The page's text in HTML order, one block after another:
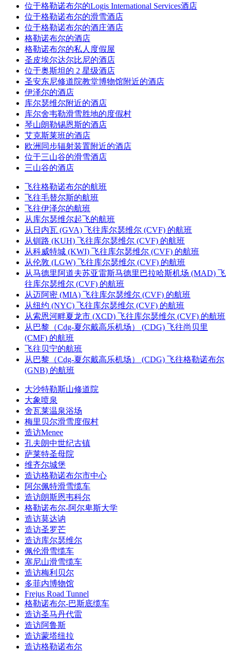
位于格勒诺布尔的Logis International Services酒店
位于格勒诺布尔的滑雪酒店
位于格勒诺布尔的酒庄酒店
格勒诺布尔的酒店
格勒诺布尔的私人度假屋
圣皮埃尔达尔比尼的酒店
位于奥斯坦的 2 星级酒店
圣安东尼修道院教堂博物馆附近的酒店
伊泽尔的酒店
库尔瑟维尔附近的酒店
库尔舍韦勒滑雪胜地的度假村
琴山朗勒锡恩斯的酒店
艾克斯莱班的酒店
欧洲同步辐射装置附近的酒店
位于三山谷的滑雪酒店
三山谷的酒店
飞往格勒诺布尔的航班
飞往毛替尔斯的航班
飞往伊泽尔的航班
从库尔瑟维尔起飞的航班
从日内瓦 (GVA) 飞往库尔瑟维尔 (CVF) 的航班
从钏路 (KUH) 飞往库尔瑟维尔 (CVF) 的航班
从科威特城 (KWI) 飞往库尔瑟维尔 (CVF) 的航班
从伦敦 (LGW) 飞往库尔瑟维尔 (CVF) 的航班
从马德里阿道夫苏亚雷斯马德里巴拉哈斯机场 (MAD) 飞
往库尔瑟维尔 (CVF) 的航班
从迈阿密 (MIA) 飞往库尔瑟维尔 (CVF) 的航班
从纽约 (NYC) 飞往库尔瑟维尔 (CVF) 的航班
从索恩河畔夏龙市 (XCD) 飞往库尔瑟维尔 (CVF) 的航班
从巴黎（Cdg-夏尔戴高乐机场） (CDG) 飞往尚贝里
(CMF) 的航班
飞往贝宁的航班
从巴黎（Cdg-夏尔戴高乐机场） (CDG) 飞往格勒诺布尔
(GNB) 的航班
大沙特勒斯山修道院
大象喷泉
舍瓦莱温泉浴场
梅里贝尔滑雪度假村
造访Menee
孔夫朗中世纪古镇
萨莱特圣母院
维齐尔城堡
造访格勒诺布尔市中心
阿尔佩特滑雪缆车
造访朗斯恩韦科尔
格勒诺布尔-阿尔卑斯大学
造访莫达讷
造访圣罗芒
造访库尔瑟维尔
佩伦滑雪缆车
塞尼山滑雪缆车
造访梅利贝尔
多菲内博物馆
Frejus Road Tunnel
格勒诺布尔-巴斯底缆车
造访圣马丹代雷
造访阿鲁斯
造访蒙塔纽拉
造访格勒诺布尔